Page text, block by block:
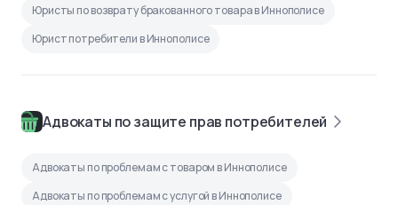
Юристы по возврату бракованного товара в Иннополисе
Юрист потребители в Иннополисе
Адвокаты по защите прав потребителей
Адвокаты по проблемам с товаром в Иннополисе
Адвокаты по проблемам с услугой в Иннополисе